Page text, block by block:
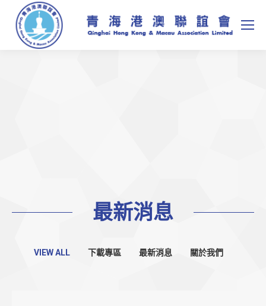
最新消息
VIEW ALL 下載專區 最新消息 關於我們